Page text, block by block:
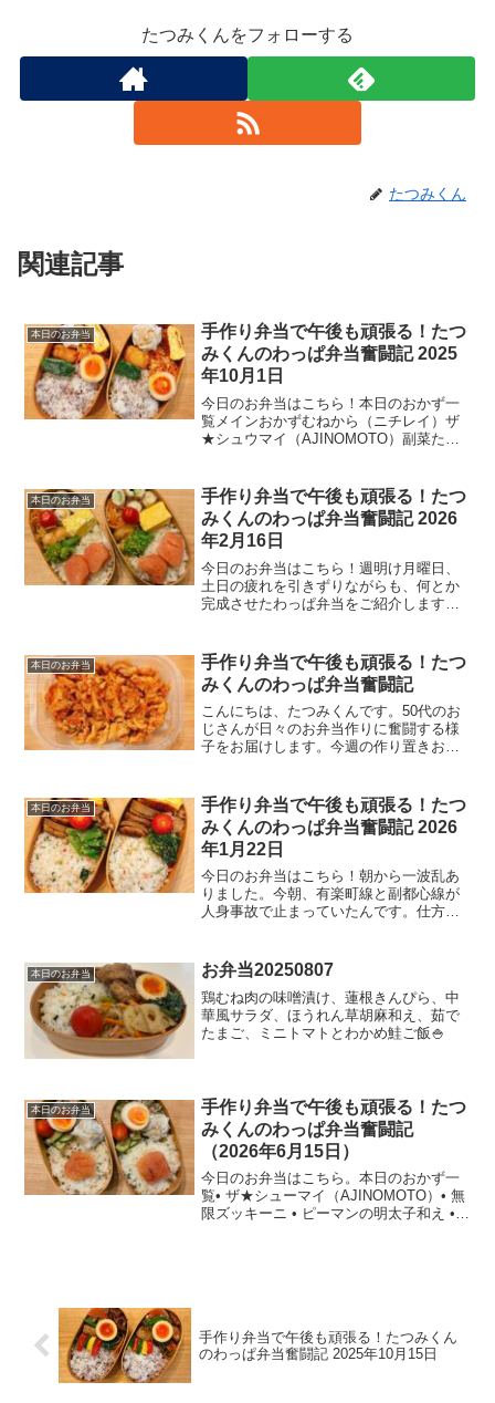
たつみくんをフォローする
たつみくん
関連記事
本日のお弁当
手作り弁当で午後も頑張る！たつ
みくんのわっぱ弁当奮闘記 2025
年10月1日
今日のお弁当はこちら！本日のおかず一
覧メインおかずむねから（ニチレイ）ザ
★シュウマイ（AJINOMOTO）副菜たち
生活昨晩、札幌の実家から帰ってきたた
つみくんです。妻...
本日のお弁当
手作り弁当で午後も頑張る！たつ
みくんのわっぱ弁当奮闘記 2026
年2月16日
今日のお弁当はこちら！週明け月曜日、
土日の疲れを引きずりながらも、何とか
完成させたわっぱ弁当をご紹介します。
い。本日のおかず一覧メインおかず∙ むね
から（ニチレイ）副菜∙...
本日のお弁当
手作り弁当で午後も頑張る！たつ
みくんのわっぱ弁当奮闘記
こんにちは、たつみくんです。50代のお
じさんが日々のお弁当作りに奮闘する様
子をお届けします。今週の作り置きおか
肉がマッチ。片栗粉をまぶして焼くと、
ひき肉が剥がれにくく...
本日のお弁当
手作り弁当で午後も頑張る！たつ
みくんのわっぱ弁当奮闘記 2026
年1月22日
今日のお弁当はこちら！朝から一波乱あ
りました。今朝、有楽町線と副都心線が
人身事故で止まっていたんです。仕方な
頃にはなんと電車が動き出していまし
た。でも、そこからが大変で...
本日のお弁当 お弁当20250807
鶏むね肉の味噌漬け、蓮根きんぴら、中
華風サラダ、ほうれん草胡麻和え、茹で
たまご、ミニトマトとわかめ鮭ご飯🍚
本日のお弁当
手作り弁当で午後も頑張る！たつ
みくんのわっぱ弁当奮闘記
（2026年6月15日）
今日のお弁当はこちら。本日のおかず一
覧• ザ★シューマイ（AJINOMOTO）• 無
限ズッキーニ • ピーマンの明太子和え •
手作り弁当で午後も頑張る！たつみくん
のわっぱ弁当奮闘記 2025年10月15日